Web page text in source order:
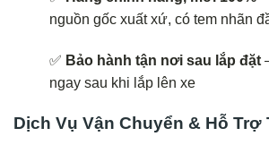
nguồn gốc xuất xứ, có tem nhãn
✅ Bảo hành tận nơi sau lắp đặt
ngay sau khi lắp lên xe
Dịch Vụ Vận Chuyển & Hỗ Trợ